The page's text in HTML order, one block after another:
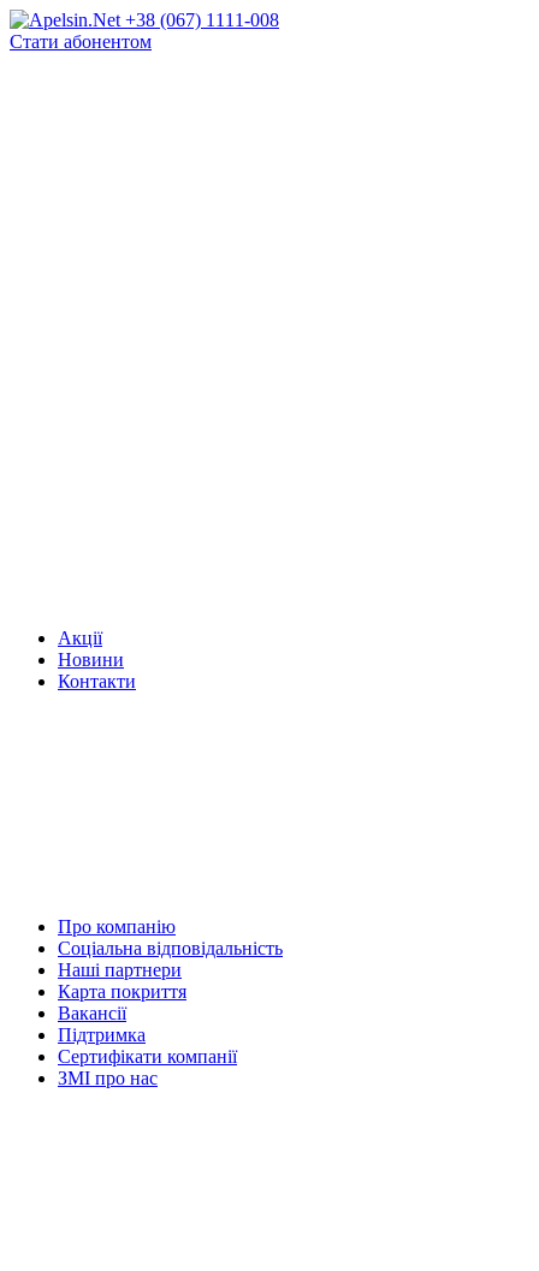
+38 (067) 1111-008
Стати абонентом
Акції
Новини
Контакти
Про компанію
Соціальна відповідальність
Наші партнери
Карта покриття
Вакансії
Підтримка
Сертифікати компанії
ЗМІ про нас